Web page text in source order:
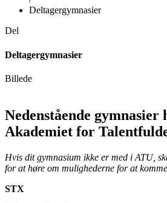
Deltagergymnasier
Del
Deltagergymnasier
Billede
Nedenstående gymnasier
Akademiet for
Hvis dit gymnasium ikke er med i ATU,
for at høre om mulighederne for at
STX